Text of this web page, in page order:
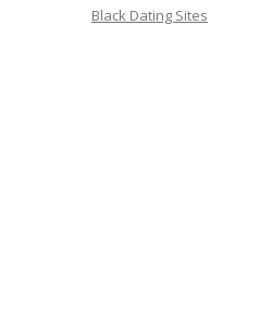
Black Dating Sites